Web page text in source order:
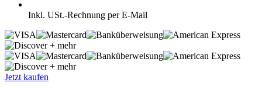
Inkl. USt.-Rechnung per E-Mail
+ mehr
+ mehr
Jetzt kaufen